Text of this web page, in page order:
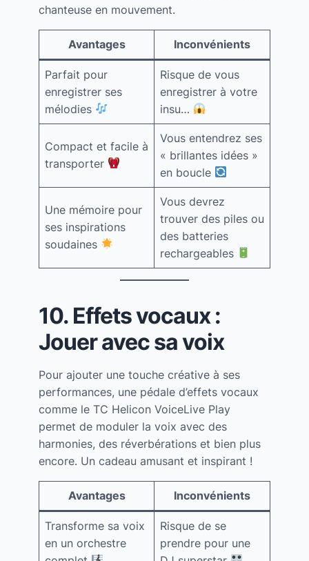
chanteuse en mouvement.
Avantages Inconvénients
Parfait pour
enregistrer ses
mélodies
Risque de vous
enregistrer à votre
insu…
Compact et facile à
transporter
Vous entendrez ses
« brillantes idées »
en boucle
Une mémoire pour
ses inspirations
soudaines
Vous devrez
trouver des piles ou
des batteries
rechargeables
10. Effets vocaux :
Jouer avec sa voix
Pour ajouter une touche créative à ses
performances, une pédale d’effets vocaux
comme le TC Helicon VoiceLive Play
permet de moduler la voix avec des
harmonies, des réverbérations et bien plus
encore. Un cadeau amusant et inspirant !
Avantages Inconvénients
Transforme sa voix
en un orchestre
Risque de se
prendre pour une